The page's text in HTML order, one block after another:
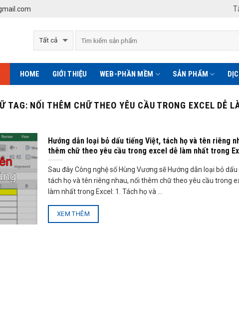
HOME GIỚI THIỆU WEB-PHẦN MỀM SẢN PHẨM
TAG: NỐI THÊM CHỮ THEO YÊU CẦU TRONG EXCEL DỄ
Hướng dẫn loại bỏ dấu tiếng Việt, tách họ và tên riêng
thêm chữ theo yêu cầu trong excel dễ làm nhất trong
Sau đây Công nghệ số Hùng Vương sẽ Hướng dẫn loại bỏ dấu
tách họ và tên riêng nhau, nối thêm chữ theo yêu cầu trong
làm nhất trong Excel: 1. Tách họ và ...
XEM THÊM